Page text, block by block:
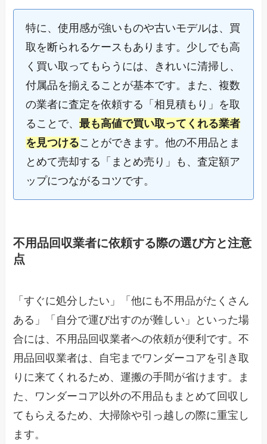
特に、使用感が強いものや古いモデルは、買
取を断られるケースもあります。少しでも高
く買い取ってもらうには、きれいに清掃し、
付属品を揃えることが基本です。また、複数
の業者に査定を依頼する「相見積もり」を取
ることで、最も高値で買い取ってくれる業者
を見つけることができます。他の不用品とま
とめて売却する「まとめ売り」も、査定額ア
ップにつながるコツです。
不用品回収業者に依頼する際の選び方と注意
点
「すぐに処分したい」「他にも不用品がたくさん
ある」「自分で運び出すのが難しい」といった場
合には、不用品回収業者への依頼が便利です。不
用品回収業者は、自宅までワンダーコアを引き取
りに来てくれるため、運搬の手間が省けます。ま
た、ワンダーコア以外の不用品もまとめて回収し
てもらえるため、大掃除や引っ越しの際に重宝し
ます。